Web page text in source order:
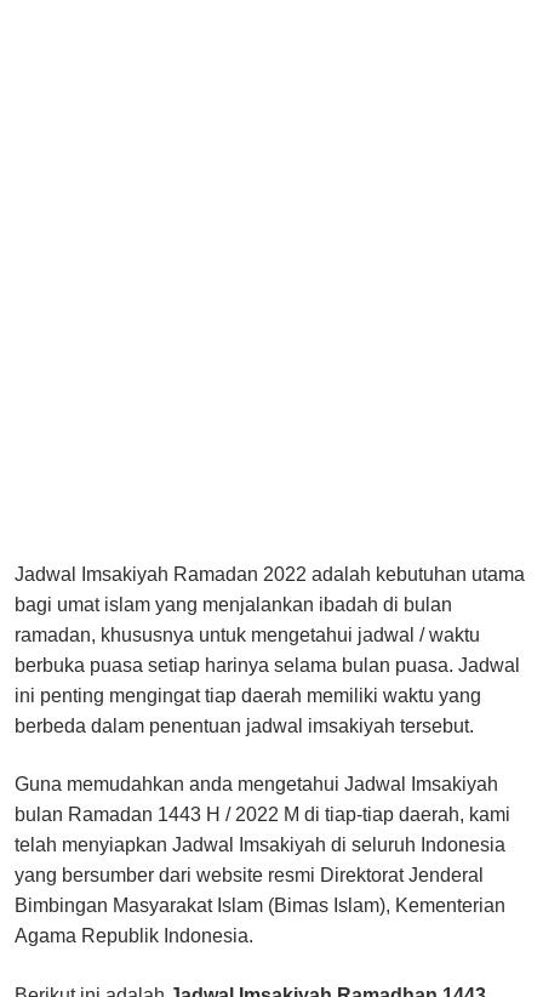
Jadwal Imsakiyah Ramadan 2022 adalah kebutuhan utama
bagi umat islam yang menjalankan ibadah di bulan
ramadan, khususnya untuk mengetahui jadwal / waktu
berbuka puasa setiap harinya selama bulan puasa. Jadwal
ini penting mengingat tiap daerah memiliki waktu yang
berbeda dalam penentuan jadwal imsakiyah tersebut.
Guna memudahkan anda mengetahui Jadwal Imsakiyah
bulan Ramadan 1443 H / 2022 M di tiap-tiap daerah, kami
telah menyiapkan Jadwal Imsakiyah di seluruh Indonesia
yang bersumber dari website resmi Direktorat Jenderal
Bimbingan Masyarakat Islam (Bimas Islam), Kementerian
Agama Republik Indonesia.